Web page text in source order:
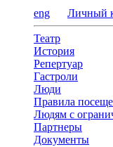
eng Личный
Театр
История
Репертуар
Гастроли
Люди
Правила
Людям с
Партнеры
Документы